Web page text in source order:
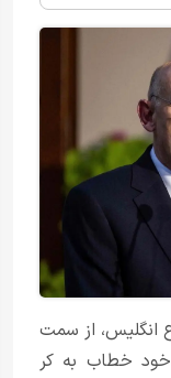
انگلیس، از سمت
خود خطاب به کر